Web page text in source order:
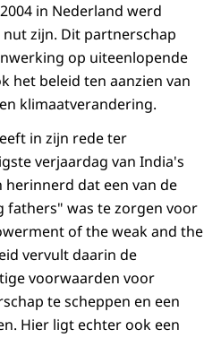
in Nederland werd
zijn. Dit partnerschap
op uiteenlopende
het beleid ten aanzien van
klimaatverandering.
in zijn rede ter
verjaardag van India's
dat een van de
fathers" was te zorgen voor
of the weak and the
vervult daarin de
voorwaarden voor
te scheppen en een
Hier ligt echter ook een